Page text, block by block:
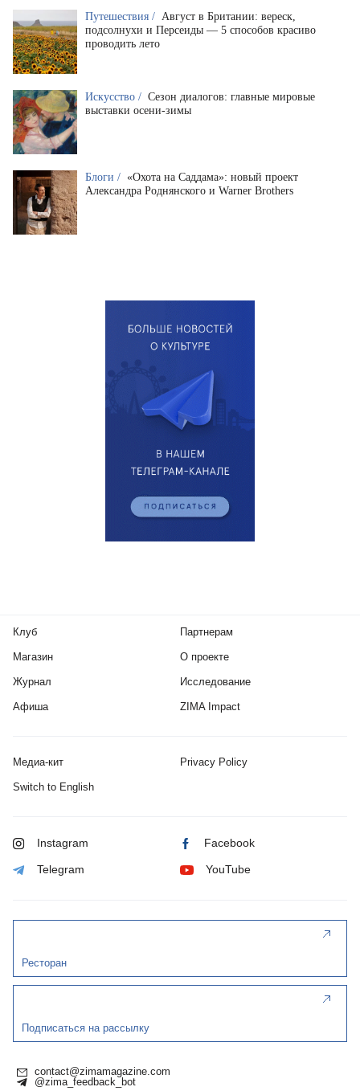
Путешествия / Август в Британии: вереск,
подсолнухи и Персеиды — 5 способов красиво
проводить лето
Искусство / Сезон диалогов: главные мировые
выставки осени-зимы
Блоги / «Охота на Саддама»: новый проект
Александра Роднянского и Warner Brothers
Клуб
Магазин
Журнал
Афиша
Партнерам
О проекте
Исследование
ZIMA Impact
Медиа-кит Privacy Policy
Switch to English
Instagram Facebook
Telegram YouTube
Ресторан
Подписаться на рассылку
contact@zimamagazine.com
@zima_feedback_bot